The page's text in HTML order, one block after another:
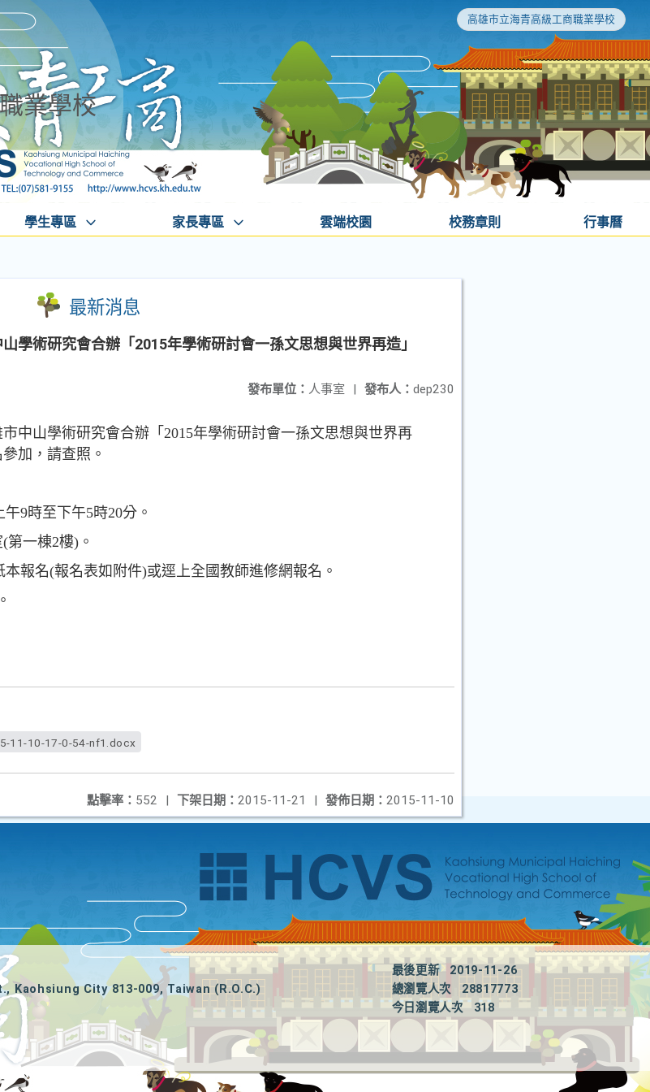
高雄市立海青高級工商職業學校
業學校
學生專區 家長專區 雲端校園 校務章則 行事曆
最新消息
學術研究會合辦「2015年學術研討會一孫文思想與世界再造」
發布人： dep230
發布單位： 人事室 |
中山學術研究會合辦「2015年學術研討會一孫文思想與世界再
加，請查照。
9時至下午5時20分。
一棟2樓)。
報名(報名表如附件)或逕上全國教師進修網報名。
11-10-17-0-54-nf1.docx
發佈日期： 2015-11-10
下架日期： 2015-11-21 |
點擊率： 552 |
Kaohsiung City 813-009, Taiwan (R.O.C.)
最後更新
2019-11-26
總瀏覽人次
28817773
今日瀏覽人次
318